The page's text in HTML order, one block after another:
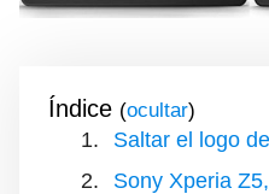
Índice ( )
Saltar el logo
Sony Xperia